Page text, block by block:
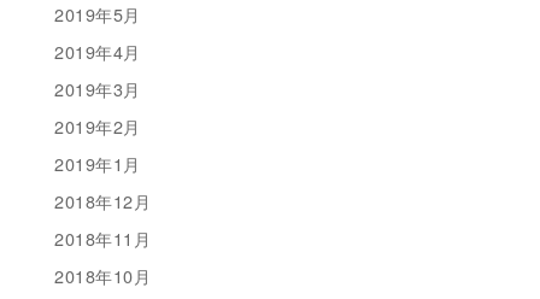
2019年5月
2019年4月
2019年3月
2019年2月
2019年1月
2018年12月
2018年11月
2018年10月